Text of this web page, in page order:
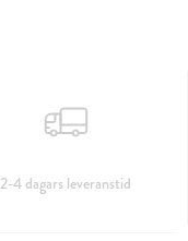
2-4 dagars leveranstid